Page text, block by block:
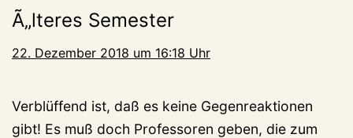
Ã„lteres Semester
22. Dezember 2018 um 16:18 Uhr
Verblüffend ist, daß es keine Gegenreaktionen
gibt! Es muß doch Professoren geben, die zum